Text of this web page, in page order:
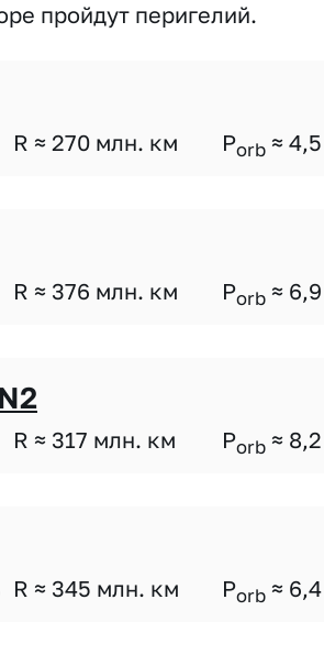
пройдут перигелий.
R ≈ 270 млн. км Porb ≈ 4,5
R ≈ 376 млн. км Porb ≈ 6,9
R ≈ 317 млн. км Porb ≈ 8,2
R ≈ 345 млн. км Porb ≈ 6,4